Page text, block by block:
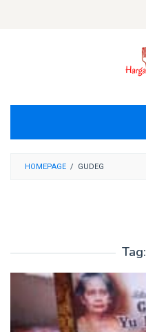
HOMEPAGE / GUDEG
Tag: